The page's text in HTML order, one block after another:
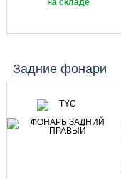
на складе
Задние фонари